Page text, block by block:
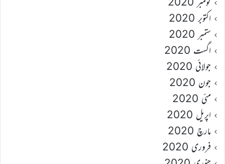
اکتوبر 2020
ستمبر 2020
اگست 2020
جولائی 2020
جون 2020
مئی 2020
اپریل 2020
مارچ 2020
فروری 2020